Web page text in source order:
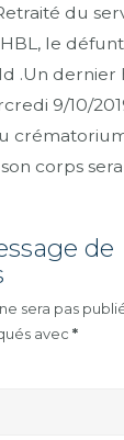
du
le
.Un
9/10/
corps
de
sera pas
avec*